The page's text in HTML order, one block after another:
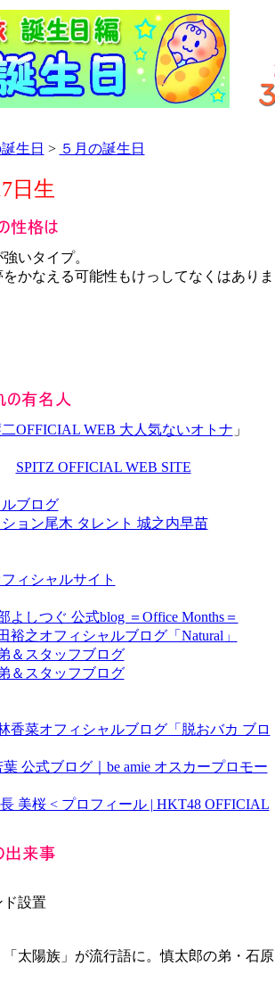
生日 > ５月の誕生日
日生
いタイプ。
かなえる可能性もけっしてなくはありま
OFFICIAL WEB 大人気ないオトナ 」
SPITZ OFFICIAL WEB SITE
ブログ
ョン尾木 タレント 城之内早苗
ィシャルサイト
よしつぐ 公式blog ＝Office Months＝
裕之オフィシャルブログ「Natural」
＆スタッフブログ
＆スタッフブログ
香菜オフィシャルブログ「脱おバカ ブロ
葉 公式ブログ｜be amie オスカープロモー
美桜 < プロフィール | HKT48 OFFICIAL
ド設置
太陽族」が流行語に。慎太郎の弟・石原